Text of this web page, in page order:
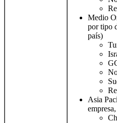
Medio
por tipo
país)
Asia